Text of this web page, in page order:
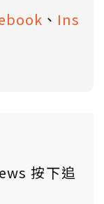
、 Ins
按下追